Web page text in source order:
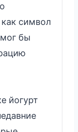
как символ
бы
йогурт